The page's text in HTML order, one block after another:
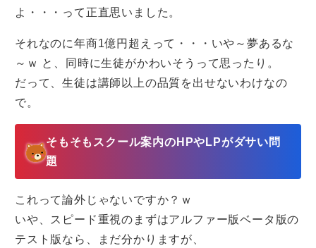
よ・・・って正直思いました。
それなのに年商1億円超えって・・・いや～夢あるな
～ｗ と、同時に生徒がかわいそうって思ったり。
だって、生徒は講師以上の品質を出せないわけなの
で。
そもそもスクール案内のHPやLPがダサい問
題
これって論外じゃないですか？ｗ
いや、スピード重視のまずはアルファー版ベータ版の
テスト版なら、まだ分かりますが、